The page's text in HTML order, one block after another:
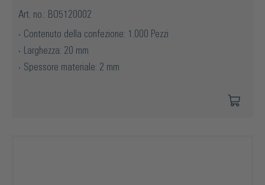
Art. no.: BO5120002
Contenuto della confezione: 1.000 Pezzi
Larghezza: 20 mm
Spessore materiale: 2 mm